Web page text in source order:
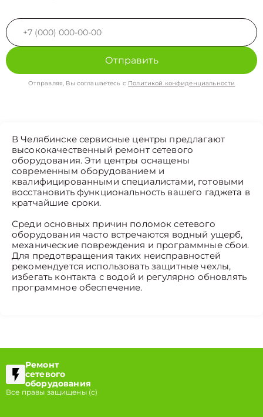
Отправить
Отправляя, Вы соглашаетесь с Политикой конфиденциальности
В Челябинске сервисные центры предлагают
высококачественный ремонт сетевого
оборудования. Эти центры оснащены
современным оборудованием и
квалифицированными специалистами, готовыми
восстановить функциональность вашего гаджета в
кратчайшие сроки.
Среди основных причин поломок сетевого
оборудования часто встречаются водный ущерб,
механические повреждения и программные сбои.
Для предотвращения таких неисправностей
рекомендуется использовать защитные чехлы,
избегать контакта с водой и регулярно обновлять
программное обеспечение.
Ремонт
сетевого
оборудования
Все правы защищены (с)